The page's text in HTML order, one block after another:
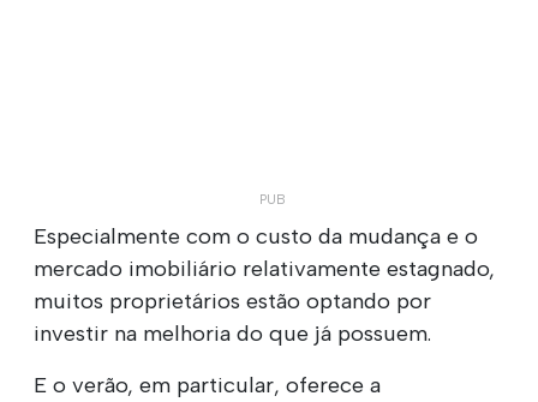
Especialmente com o custo da mudança e o
mercado imobiliário relativamente estagnado,
muitos proprietários estão optando por
investir na melhoria do que já possuem.
E o verão, em particular, oferece a